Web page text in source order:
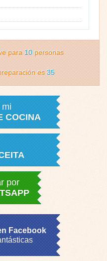
para 10personas
es 35
COCINA
por
Facebook